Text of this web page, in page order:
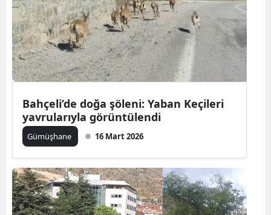
Şanlıurfa
Uşak
Van
Yozgat
Zonguldak
Bayburt
Karaman
Kırıkkale
Bahçeli’de doğa şöleni: Yaban Keçileri
yavrularıyla görüntülendi
Gümüşhane 16 Mart 2026